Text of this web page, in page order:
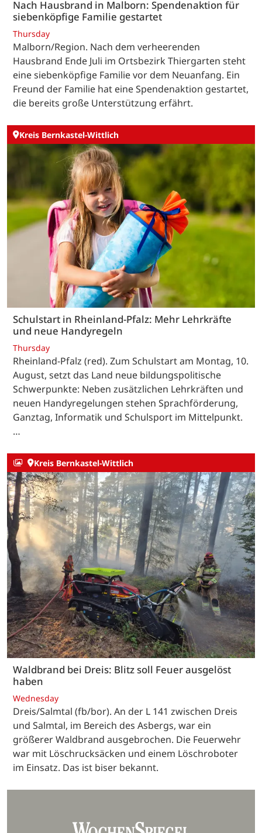
Nach Hausbrand in Malborn: Spendenaktion für
siebenköpfige Familie gestartet
Thursday
Malborn/Region. Nach dem verheerenden
Hausbrand Ende Juli im Ortsbezirk Thiergarten steht
eine siebenköpfige Familie vor dem Neuanfang. Ein
Freund der Familie hat eine Spendenaktion gestartet,
die bereits große Unterstützung erfährt.
Kreis Bernkastel-Wittlich
Schulstart in Rheinland-Pfalz: Mehr Lehrkräfte
und neue Handyregeln
Thursday
Rheinland-Pfalz (red). Zum Schulstart am Montag, 10.
August, setzt das Land neue bildungspolitische
Schwerpunkte: Neben zusätzlichen Lehrkräften und
neuen Handyregelungen stehen Sprachförderung,
Ganztag, Informatik und Schulsport im Mittelpunkt.
…
Kreis Bernkastel-Wittlich
Waldbrand bei Dreis: Blitz soll Feuer ausgelöst
haben
Wednesday
Dreis/Salmtal (fb/bor). An der L 141 zwischen Dreis
und Salmtal, im Bereich des Asbergs, war ein
größerer Waldbrand ausgebrochen. Die Feuerwehr
war mit Löschrucksäcken und einem Löschroboter
im Einsatz. Das ist biser bekannt.